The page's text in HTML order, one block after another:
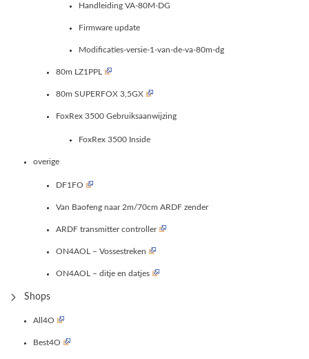
Handleiding VA-80M-DG
Firmware update
Modificaties-versie-1-van-de-va-80m-dg
80m LZ1PPL
80m SUPERFOX 3,5GX
FoxRex 3500 Gebruiksaanwijzing
FoxRex 3500 Inside
overige
DF1FO
Van Baofeng naar 2m/70cm ARDF zender
ARDF transmitter controller
ON4AOL – Vossestreken
ON4AOL – ditje en datjes
Shops
All4O
Best4O